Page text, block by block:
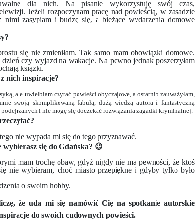
dla nich. Na pisanie wykorzystuję swój czas,
Jeżeli rozpoczynam pracę nad powieścią, w zasadzie
zasypiam i budzę się, a bieżące wydarzenia domowe
się nie zmieniłam. Tak samo mam obowiązki domowe.
czy wyjazd na wakacje. Na pewno jednak poszerzyłam
książki.
nich inspiracje?
ale uwielbiam czytać powieści obyczajowe, a ostatnio zauważyłam,
swoją skomplikowaną fabułą, dużą wiedzą autora i fantastyczną
i nie mogę się doczekać rozwiązania zagadki kryminalnej.
nie wypada mi się do tego przyznawać.
się do Gdańska? 😉
mam trochę obaw, gdyż nigdy nie ma pewności, że ktoś
nie wybieram, choć miasto przepiękne i gdyby tylko było
o swoim hobby.
że uda mi się namówić Cię na spotkanie autorskie
do swoich cudownych powieści.